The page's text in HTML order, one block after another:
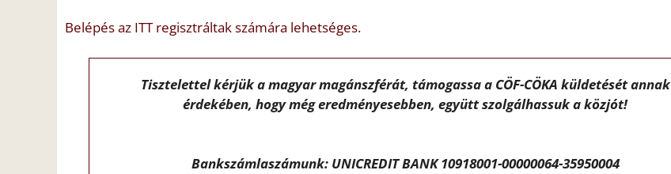
Belépés az ITT regisztráltak számára lehetséges.
Tisztelettel kérjük a magyar magánszférát, támogassa a CÖF-CÖKA küldetését annak
érdekében, hogy még eredményesebben, együtt szolgálhassuk a közjót!
Bankszámlaszámunk: UNICREDIT BANK 10918001-00000064-35950004